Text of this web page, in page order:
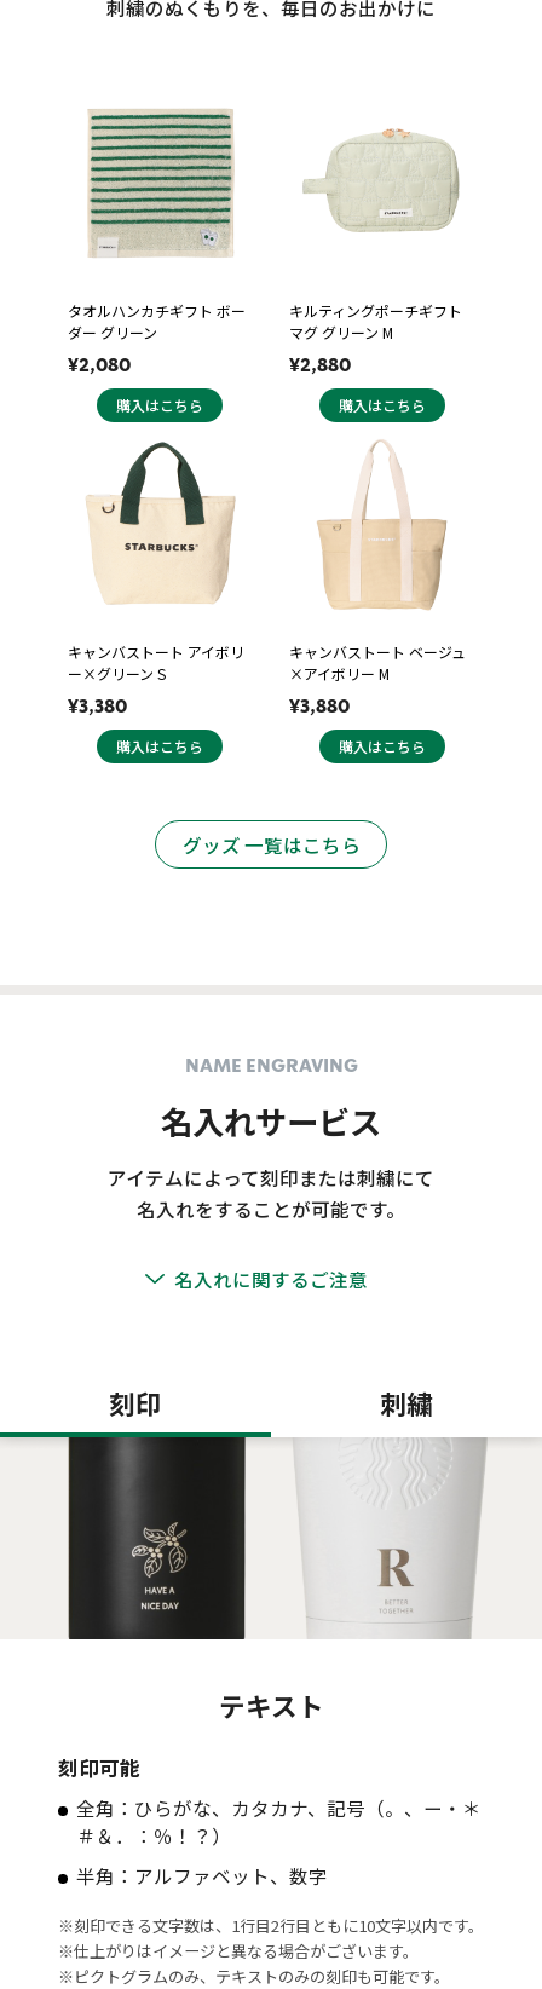
刺繍のぬくもりを、毎日のお出かけに
タオルハンカチギフト ボー
ダー グリーン
¥2,080
購入はこちら
キルティングポーチギフト
マグ グリーン M
¥2,880
購入はこちら
キャンバストート アイボリ
ー×グリーン S
¥3,380
購入はこちら
キャンバストート ベージュ
×アイボリー M
¥3,880
購入はこちら
グッズ 一覧はこちら
NAME ENGRAVING
名入れサービス
アイテムによって刻印または刺繍にて
名入れをすることが可能です。
名入れに関するご注意
刻印 刺繍
テキスト
刻印可能
全角：ひらがな、カタカナ、記号（。、ー・＊
＃＆．：％！？）
半角：アルファベット、数字
※刻印できる文字数は、1行目2行目ともに10文字以内です。
※仕上がりはイメージと異なる場合がございます。
※ピクトグラムのみ、テキストのみの刻印も可能です。